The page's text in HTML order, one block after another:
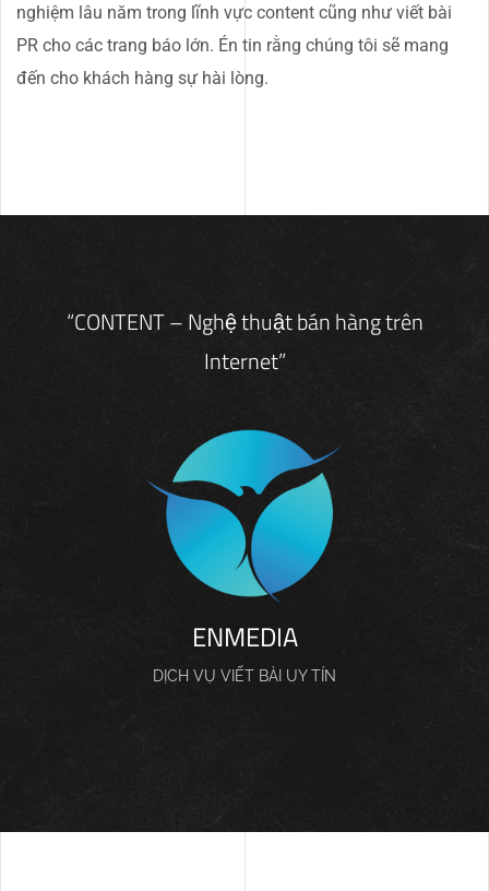
nghiệm lâu năm trong lĩnh vực content cũng như viết bài
PR cho các trang báo lớn. Én tin rằng chúng tôi sẽ mang
đến cho khách hàng sự hài lòng.
“CONTENT – Nghệ thuật bán hàng trên
Internet”
ENMEDIA
DỊCH VỤ VIẾT BÀI UY TÍN